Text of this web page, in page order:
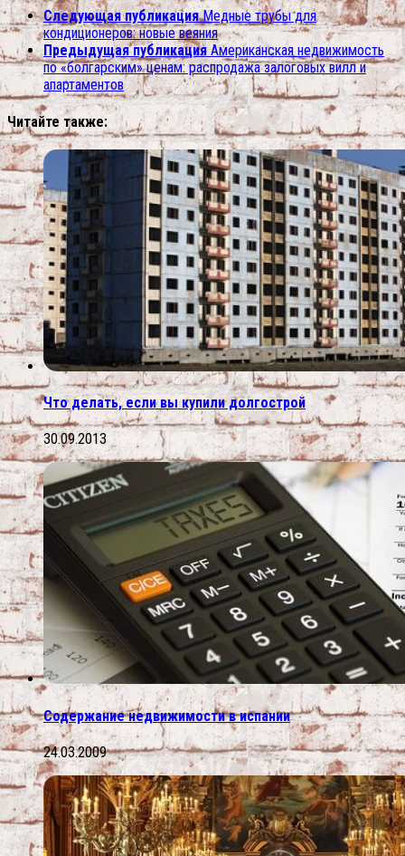
Следующая публикация Медные трубы для
кондиционеров: новые веяния
Предыдущая публикация Американская недвижимость
по «болгарским» ценам: распродажа залоговых вилл и
апартаментов
Читайте также:
Что делать, если вы купили долгострой
30.09.2013
Содержание недвижимости в испании
24.03.2009